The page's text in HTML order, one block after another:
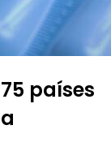
países